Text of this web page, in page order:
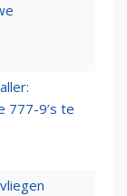
777-9’s te